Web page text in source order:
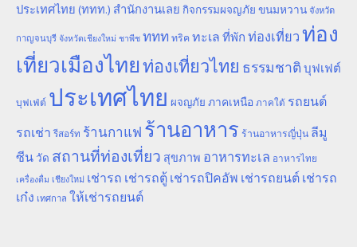
ประเทศไทย (ททท.) สำนักงานเลย กิจกรรมผจญภัย ขนมหวาน จังหวัด
กาญจนบุรี จังหวัดเชียงใหม่ ชาพีช ททท ทริค ทะเล ที่พัก ท่องเที่ยวท่อง
เที่ยวเมืองไทยท่องเที่ยวไทย ธรรมชาติ บุฟเฟต์
บุฟเฟ่ต์ ประเทศไทย ผจญภัย ภาคเหนือ ภาคใต้ รถยนต์
รถเช่า รีสอร์ท ร้านกาแฟ ร้านอาหาร ร้านอาหารญี่ปุ่น ลีมู
ซีน วัด สถานที่ท่องเที่ยว สุขภาพ อาหารทะเล อาหารไทย
เครื่องดื่ม เชียงใหม่ เช่ารถ เช่ารถตู้ เช่ารถปิคอัพ เช่ารถยนต์ เช่ารถ
เก๋ง เทศกาล ให้เช่ารถยนต์